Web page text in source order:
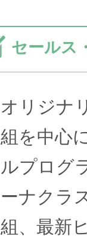
セールス
オリジナ
組を中心
ルプログ
ーナクラ
組、最新